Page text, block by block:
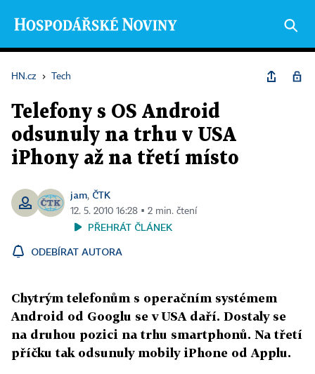
HN.cz › Tech
Telefony s OS Android
odsunuly na trhu v USA
iPhony až na třetí místo
jam, ČTK
12. 5. 2010 16:28 ▪ 2 min. čtení
PŘEHRÁT ČLÁNEK
ODEBÍRAT AUTORA
Chytrým telefonům s operačním systémem
Android od Googlu se v USA daří. Dostaly se
na druhou pozici na trhu smartphonů. Na třetí
příčku tak odsunuly mobily iPhone od Applu.